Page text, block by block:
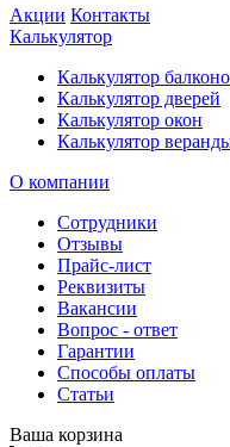
Акции Контакты
Калькулятор
Калькулятор
Калькулятор дверей
Калькулятор окон
Калькулятор
О компании
Сотрудники
Отзывы
Прайс-лист
Реквизиты
Вакансии
Вопрос - ответ
Гарантии
Способы оплаты
Статьи
Ваша корзина